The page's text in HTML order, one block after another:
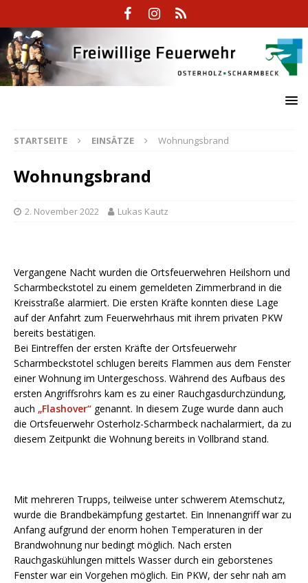
STARTSEITE EINSÄTZE Wohnungsbrand
Wohnungsbrand
2. November 2022 Lukas Kautz
Vergangene Nacht wurden die Ortsfeuerwehren Heilshorn und
Scharmbeckstotel zu einem gemeldeten Zimmerbrand in die
Kreisstraße alarmiert. Die ersten Kräfte konnten diese Lage
auf der Anfahrt zum Feuerwehrhaus mit ihrem privaten PKW
bereits bestätigen.
Bei Eintreffen der ersten Kräfte der Ortsfeuerwehr
Scharmbeckstotel schlugen bereits Flammen aus dem Fenster
einer Wohnung im Untergeschoss. Während des Aufbaus des
ersten Angriffsrohrs kam es zu einer Rauchgasdurchzündung,
auch „Flashover“ genannt. In diesem Zuge wurde dann auch
die Ortsfeuerwehr Osterholz-Scharmbeck nachalarmiert, da zu
diesem Zeitpunkt die Wohnung bereits in Vollbrand stand.
Mit mehreren Trupps, teilweise unter schwerem Atemschutz,
wurde die Brandbekämpfung gestartet. Ein Innenangriff war zu
Anfang aufgrund der enorm hohen Temperaturen in der
Brandwohnung nur bedingt möglich. Nach ersten
Rauchgaskühlungen mittels Wasser durch ein geborstenes
Fenster war ein Vorgehen möglich. Ein PKW, der sehr nah am